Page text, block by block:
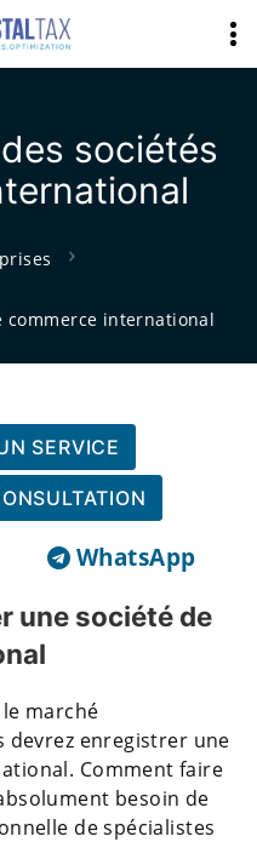
sociétés
commerce international
SERVICE
WhatsApp
une société de
marché
devrez enregistrer une
Comment faire
besoin de
de spécialistes